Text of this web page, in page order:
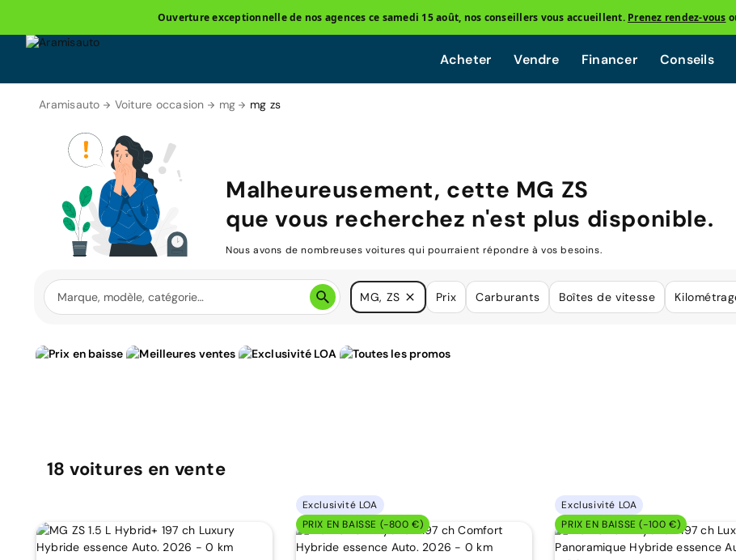
Ouverture exceptionnelle de nos agences ce samedi 15 août, nos conseillers vous accueillent. Prenez rendez-vous
Acheter Vendre Financer Conseils
Aramisauto Voiture occasion mg mg zs
Malheureusement, cette MG ZS
que vous recherchez n'est plus disponible.
Nous avons de nombreuses voitures qui pourraient répondre à vos besoins.
MG, ZS Prix Carburants Boîtes de vitesse
18voitures en vente
Exclusivité LOA
PRIX EN BAISSE (-800 €)
Exclusivité LOA
PRIX EN BAISSE (-100 €)